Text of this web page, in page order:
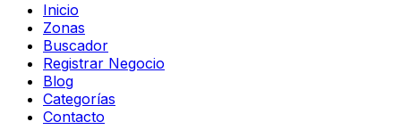
Inicio
Zonas
Buscador
Registrar Negocio
Blog
Categorías
Contacto